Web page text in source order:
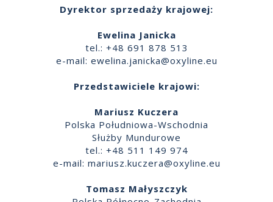
Dyrektor sprzedaży krajowej:
Ewelina Janicka
tel.: +48 691 878 513
e-mail: ewelina.janicka@oxyline.eu
Przedstawiciele krajowi:
Mariusz Kuczera
Polska Południowa-Wschodnia
Służby Mundurowe
tel.: +48 511 149 974
e-mail: mariusz.kuczera@oxyline.eu
Tomasz Małyszczyk